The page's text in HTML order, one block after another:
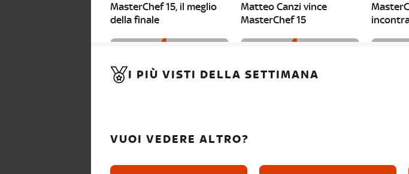
MasterChef 15, il meglio
della finale
Matteo Canzi vince
MasterChef 15
MasterChef 15, Carlotta è
MasterChef 15, Matteo
I PIÙ VISTI DELLA SETTIMANA
VUOI VEDERE ALTRO?